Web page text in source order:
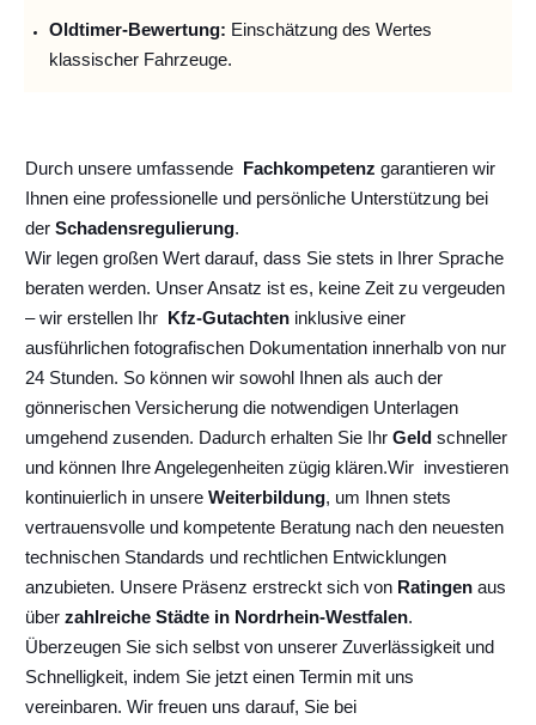
Oldtimer-Bewertung: Einschätzung des Wertes
klassischer Fahrzeuge.
Durch unsere umfassende Fachkompetenz garantieren wir
Ihnen eine professionelle und persönliche Unterstützung bei
der Schadensregulierung.
Wir legen großen Wert darauf, dass Sie stets in Ihrer Sprache
beraten werden. Unser Ansatz ist es, keine Zeit zu vergeuden
– wir erstellen Ihr Kfz-Gutachten inklusive einer
ausführlichen fotografischen Dokumentation innerhalb von nur
24 Stunden. So können wir sowohl Ihnen als auch der
gönnerischen Versicherung die notwendigen Unterlagen
umgehend zusenden. Dadurch erhalten Sie Ihr Geld schneller
und können Ihre Angelegenheiten zügig klären.Wir investieren
kontinuierlich in unsere Weiterbildung, um Ihnen stets
vertrauensvolle und kompetente Beratung nach den neuesten
technischen Standards und rechtlichen Entwicklungen
anzubieten. Unsere Präsenz erstreckt sich von Ratingen aus
über zahlreiche Städte in Nordrhein-Westfalen.
Überzeugen Sie sich selbst von unserer Zuverlässigkeit und
Schnelligkeit, indem Sie jetzt einen Termin mit uns
vereinbaren. Wir freuen uns darauf, Sie bei